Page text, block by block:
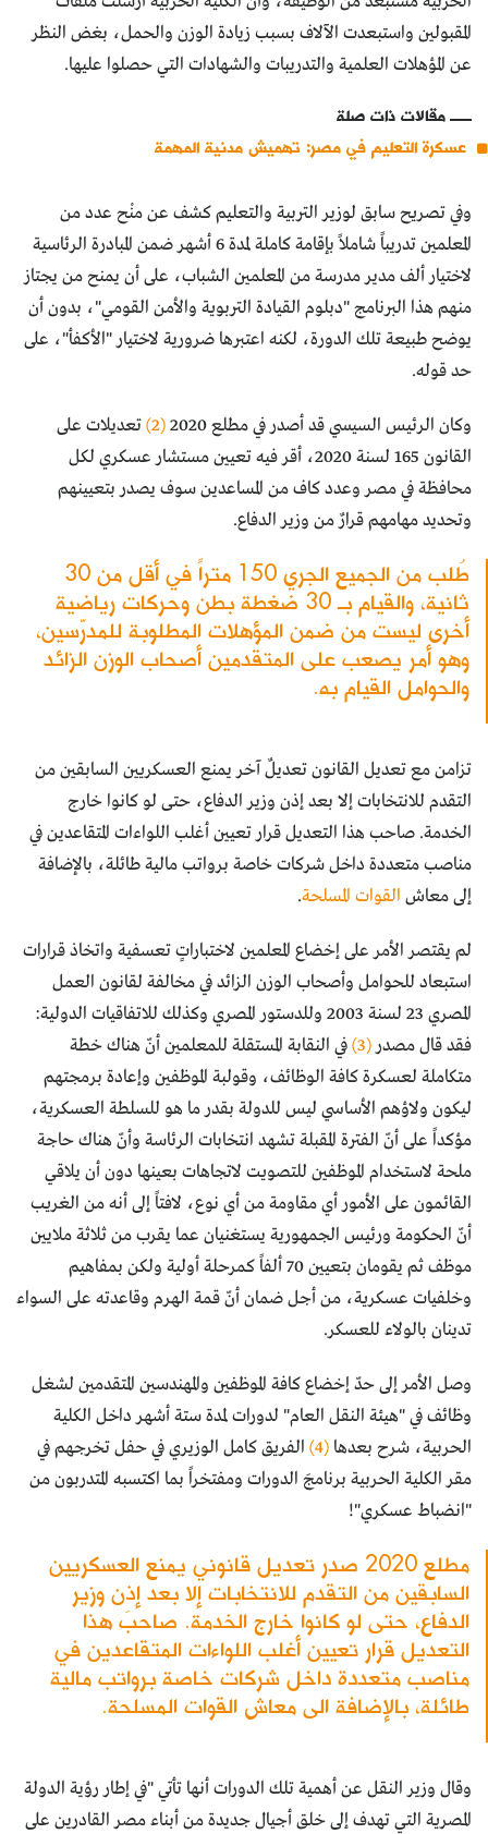
المقبولين واستبعدت الآلاف بسبب زيادة الوزن والحمل، بغض النظر
عن المؤهلات العلمية والتدريبات والشهادات التي حصلوا عليها.
مقالات ذات صلة
عسكرة التعليم في مصر: تهميش مدنية المهمة
وفي تصريح سابق لوزير التربية والتعليم كشف عن منْح عدد من
المعلمين تدريباً شاملاً بإقامة كاملة لمدة 6 أشهر ضمن المبادرة الرئاسية
لاختيار ألف مدير مدرسة من المعلمين الشباب، على أن يمنح من يجتاز
منهم هذا البرنامج "دبلوم القيادة التربوية والأمن القومي"، بدون أن
يوضح طبيعة تلك الدورة، لكنه اعتبرها ضرورية لاختيار "الأكفأ"، على
حد قوله.
وكان الرئيس السيسي قد أصدر في مطلع 2020 (2)
تعديلات على
القانون 165 لسنة 2020، أقر فيه تعيين مستشار عسكري لكل
محافظة في مصر وعدد كاف من المساعدين سوف يصدر بتعيينهم
وتحديد مهامهم قرارٌ من وزير الدفاع.
طُلب من الجميع الجري 150 متراً في أقل من 30
ثانية، والقيام بـ 30 ضغطة بطن وحركات رياضية
أخرى ليست من ضمن المؤهلات المطلوبة للمدرّسين،
وهو أمر يصعب على المتقدمين أصحاب الوزن الزائد
والحوامل القيام به.
تزامن مع تعديل القانون تعديلٌ آخر يمنع العسكريين السابقين من
التقدم للانتخابات إلا بعد إذن وزير الدفاع، حتى لو كانوا خارج
الخدمة. صاحب هذا التعديل قرار تعيين أغلب اللواءات المتقاعدين في
مناصب متعددة داخل شركات خاصة برواتب مالية طائلة، بالإضافة
إلى معاش القوات المسلحة.
لم يقتصر الأمر على إخضاع المعلمين لاختباراتٍ تعسفية واتخاذ قرارات
استبعاد للحوامل وأصحاب الوزن الزائد في مخالفة لقانون العمل
المصري 23 لسنة 2003 وللدستور المصري وكذلك للاتفاقيات الدولية:
فقد قال مصدر(3)
في النقابة المستقلة للمعلمين أنّ هناك خطة
متكاملة لعسكرة كافة الوظائف، وقولبة الموظفين وإعادة برمجتهم
ليكون ولاؤهم الأساسي ليس للدولة بقدر ما هو للسلطة العسكرية،
مؤكداً على أنّ الفترة المقبلة تشهد انتخابات الرئاسة وأنّ هناك حاجة
ملحة لاستخدام الموظفين للتصويت لاتجاهات بعينها دون أن يلاقي
القائمون على الأمور أي مقاومة من أي نوع، لافتاً إلى أنه من الغريب
أنّ الحكومة ورئيس الجمهورية يستغنيان عما يقرب من ثلاثة ملايين
موظف ثم يقومان بتعيين 70 ألفاً كمرحلة أولية ولكن بمفاهيم
وخلفيات عسكرية، من أجل ضمان أنّ قمة الهرم وقاعدته على السواء
تدينان بالولاء للعسكر.
وصل الأمر إلى حدّ إخضاع كافة الموظفين والمهندسين المتقدمين لشغل
وظائف في "هيئة النقل العام" لدورات لمدة ستة أشهر داخل الكلية
الحربية، شرح بعدها (4)
الفريق كامل الوزيري في حفل تخرجهم في
مقر الكلية الحربية برنامجَ الدورات ومفتخراً بما اكتسبه المتدربون من
"انضباط عسكري"!
مطلع 2020 صدر تعديل قانوني يمنع العسكريين
السابقين من التقدم للانتخابات إلا بعد إذن وزير
الدفاع، حتى لو كانوا خارج الخدمة. صاحبَ هذا
التعديل قرار تعيين أغلب اللواءات المتقاعدين في
مناصب متعددة داخل شركات خاصة برواتب مالية
طائلة، بالإضافة الى معاش القوات المسلحة.
وقال وزير النقل عن أهمية تلك الدورات أنها تأتي "في إطار رؤية الدولة
المصرية التي تهدف إلى خلق أجيال جديدة من أبناء مصر القادرين على